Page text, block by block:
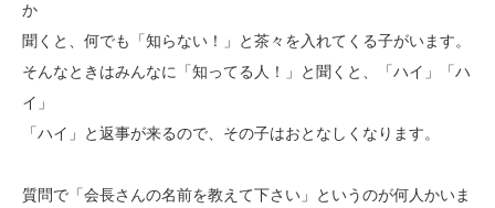
か
聞くと、何でも「知らない！」と茶々を入れてくる子がいます。
そんなときはみんなに「知ってる人！」と聞くと、「ハイ」「ハ
イ」
「ハイ」と返事が来るので、その子はおとなしくなります。
質問で「会長さんの名前を教えて下さい」というのが何人かいま